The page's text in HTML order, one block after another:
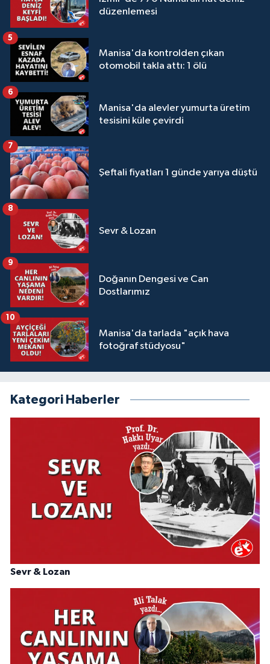
düzenlemesi
Manisa'da kontrolden çıkan
otomobil takla attı: 1 ölü
5
Manisa'da alevler yumurta üretim
tesisini küle çevirdi
6
Şeftali fiyatları 1 günde yarıya düştü
7
Sevr & Lozan
8
Doğanın Dengesi ve Can
Dostlarımız
9
Manisa'da tarlada "açık hava
fotoğraf stüdyosu"
10
Kategori Haberler
Sevr & Lozan